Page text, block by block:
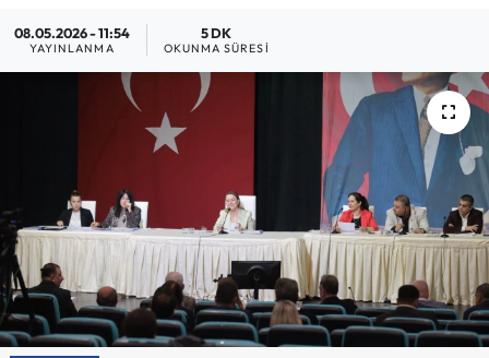
08.05.2026 - 11:54
YAYINLANMA
5 DK
OKUNMA SÜRESI